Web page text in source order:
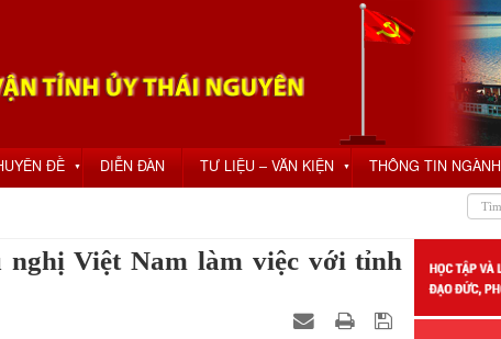
ĐỀ ▼ DIỄN ĐÀN TƯ LIỆU – VĂN KIỆN ▼ THÔNG TIN NGÀNH
Việt Nam làm việc với tỉnh